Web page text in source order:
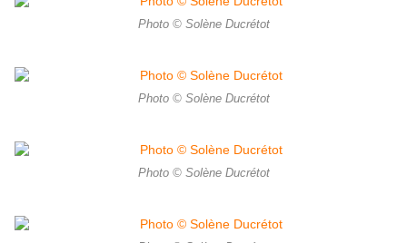
Photo © Solène Ducrétot
Photo © Solène Ducrétot
Photo © Solène Ducrétot